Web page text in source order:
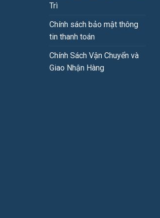
Trì
Chính sách bảo mật thông
tin thanh toán
Chính Sách Vận Chuyển và
Giao Nhận Hàng